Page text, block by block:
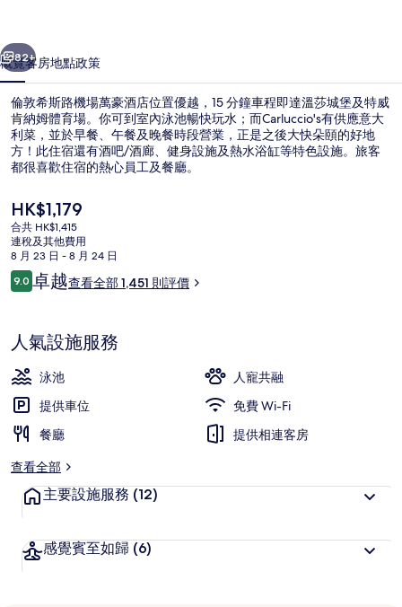
萬
豪
酒
店
相
片
集
個 下一個
82+
概覽客房地點政策
倫敦希斯路機場萬豪酒店位置優越，15 分鐘車程即達溫莎城堡及特威
肯納姆體育場。你可到室內泳池暢快玩水；而Carluccio's有供應意大
利菜，並於早餐、午餐及晚餐時段營業，正是之後大快朵頤的好地
方！此住宿還有酒吧/酒廊、健身設施及熱水浴缸等特色設施。旅客
都很喜歡住宿的熱心員工及餐廳。
現
價
HK$1,179
HK$1,179
合共 HK$1,415
連稅及其他費用
8 月 23 日 - 8 月 24 日
評
價
9.09.0 分，滿分 10 分，
卓越查看全部 1,451 則評價
人氣設施服務
泳池
人寵共融
提供車位
免費 Wi-Fi
餐廳
提供相連客房
查看全部
主要設施服務 (12)
感覺賓至如歸 (6)